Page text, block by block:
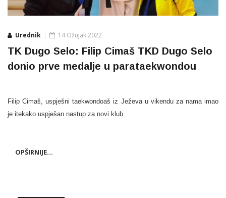
Urednik 14 Ožujak 2022
TK Dugo Selo: Filip Cimaš TKD Dugo Selo
donio prve medalje u parataekwondou
Filip Cimaš, uspješni taekwondoaš iz Ježeva u vikendu za nama imao
je itekako uspješan nastup za novi klub.
OPŠIRNIJE...